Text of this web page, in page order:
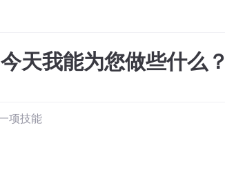
今天我能为您做些什么？